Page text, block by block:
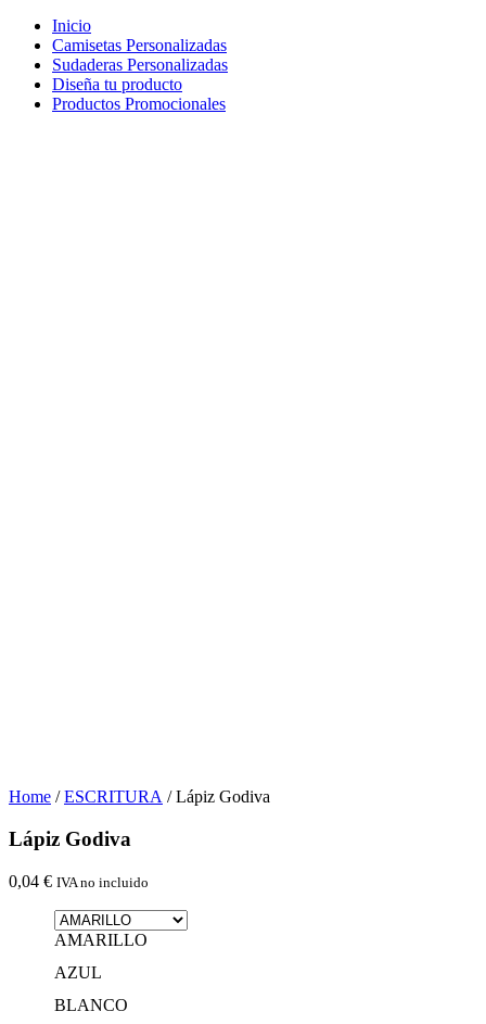
Inicio
Camisetas Personalizadas
Sudaderas Personalizadas
Diseña tu producto
Productos Promocionales
Home /ESCRITURA / Lápiz Godiva
Lápiz Godiva
0,04 € IVA no incluido
AMARILLO
AZUL
BLANCO